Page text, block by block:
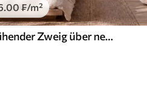
.00 ₣/m²
Ein leicht blühender Zweig über nebligen Bergen und der Sonne